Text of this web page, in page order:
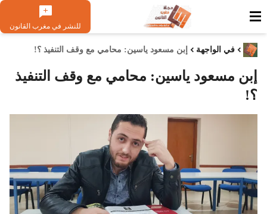
للنشر في مغرب القانون
في الواجهة إبن مسعود ياسين: محامي مع وقف التنفيذ ؟!
إبن مسعود ياسين: محامي مع وقف التنفيذ
؟!